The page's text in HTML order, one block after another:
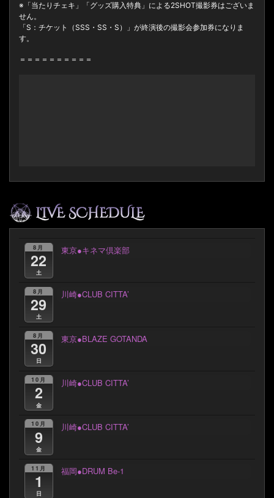
※「当たりチェキ」「グッズ購入特典」による2SHOT撮影券はございま
せん。
「S：チケット（SSS・SS・S）」が終演後の撮影会参加券になりま
す。
＝＝＝＝＝＝＝＝＝＝
8月
22
土
東京●キネマ倶楽部
8月
29
土
川崎●CLUB CITTA’
8月
30
日
東京●BLAZE GOTANDA
10月
2
金
川崎●CLUB CITTA’
10月
9
金
川崎●CLUB CITTA’
11月
1
日
福岡●DRUM Be-1